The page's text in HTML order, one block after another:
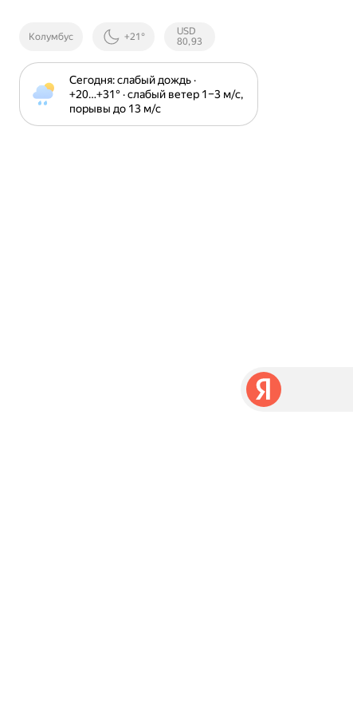
Колумбус +21°
Курсы ЦБ
РФ
USD
80,93
Сегодня: слабый дождь ·
+20⁠…⁠+31⁠° · слабый ветер 1⁠–⁠3 м⁠/⁠с,
порывы до 13 м⁠/⁠с